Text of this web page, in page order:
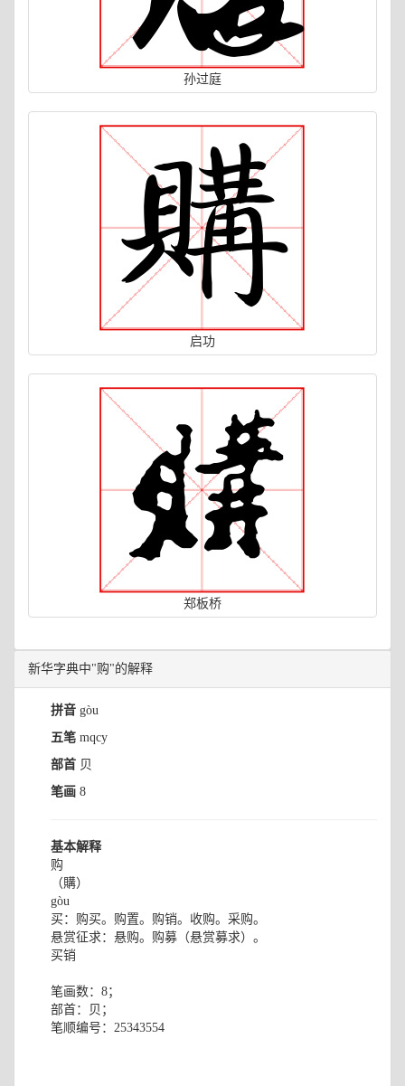
孙过庭
启功
郑板桥
新华字典中"购"的解释
拼音 gòu
五笔 mqcy
部首 贝
笔画 8
基本解释
购
（購）
gòu
买：购买。购置。购销。收购。采购。
悬赏征求：悬购。购募（悬赏募求）。
买销
笔画数：8；
部首：贝；
笔顺编号：25343554